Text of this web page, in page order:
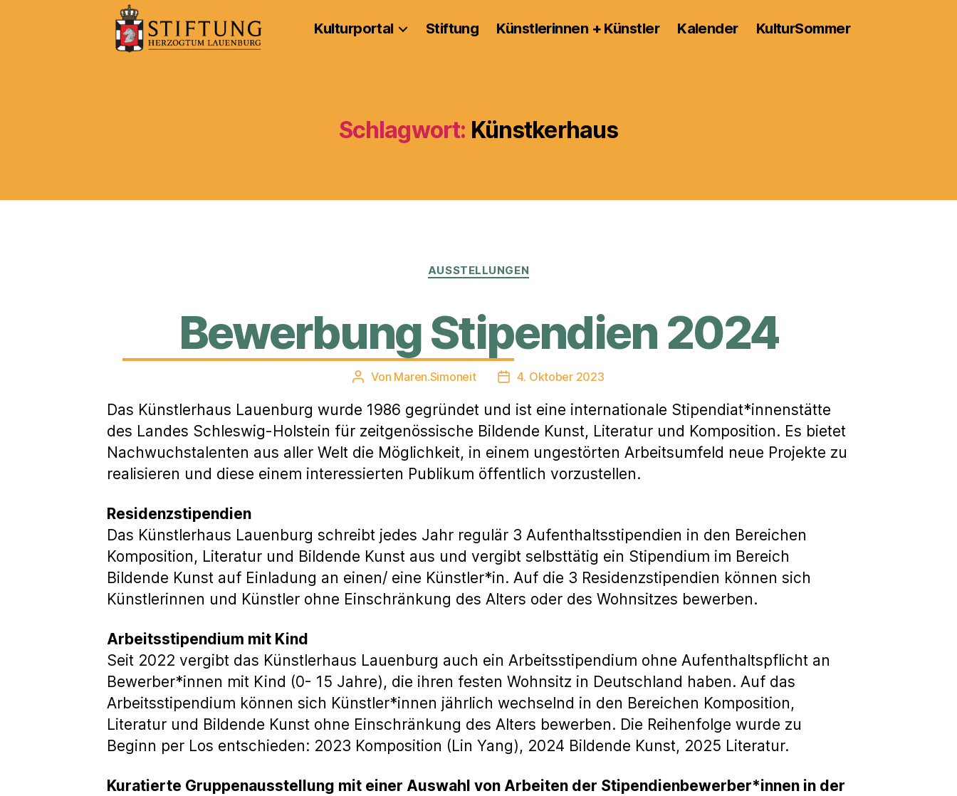
Kulturportal Stiftung Künstlerinnen + Künstler Kalender KulturSommer
Schlagwort: Künstkerhaus
Kategorien
AUSSTELLUNGEN
Bewerbung Stipendien 2024
Beitragsautor
Von Maren.Simoneit Veröffentlichungsdatum
4. Oktober 2023
Das Künstlerhaus Lauenburg wurde 1986 gegründet und ist eine internationale Stipendiat*innenstätte
des Landes Schleswig-Holstein für zeitgenössische Bildende Kunst, Literatur und Komposition. Es bietet
Nachwuchstalenten aus aller Welt die Möglichkeit, in einem ungestörten Arbeitsumfeld neue Projekte zu
realisieren und diese einem interessierten Publikum öffentlich vorzustellen.
Residenzstipendien
Das Künstlerhaus Lauenburg schreibt jedes Jahr regulär 3 Aufenthaltsstipendien in den Bereichen
Komposition, Literatur und Bildende Kunst aus und vergibt selbsttätig ein Stipendium im Bereich
Bildende Kunst auf Einladung an einen/ eine Künstler*in. Auf die 3 Residenzstipendien können sich
Künstlerinnen und Künstler ohne Einschränkung des Alters oder des Wohnsitzes bewerben.
Arbeitsstipendium mit Kind
Seit 2022 vergibt das Künstlerhaus Lauenburg auch ein Arbeitsstipendium ohne Aufenthaltspflicht an
Bewerber*innen mit Kind (0- 15 Jahre), die ihren festen Wohnsitz in Deutschland haben. Auf das
Arbeitsstipendium können sich Künstler*innen jährlich wechselnd in den Bereichen Komposition,
Literatur und Bildende Kunst ohne Einschränkung des Alters bewerben. Die Reihenfolge wurde zu
Beginn per Los entschieden: 2023 Komposition (Lin Yang), 2024 Bildende Kunst, 2025 Literatur.
Kuratierte Gruppenausstellung mit einer Auswahl von Arbeiten der Stipendienbewerber*innen in der